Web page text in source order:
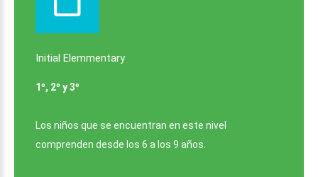
Initial Elemmentary
1º, 2º y 3º
Los niños que se encuentran en este nivel
comprenden desde los 6 a los 9 años.